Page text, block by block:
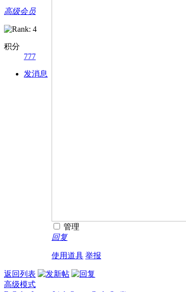
高级会员
积分
777
发消息
管理
回复
使用道具 举报
返回列表
高级模式